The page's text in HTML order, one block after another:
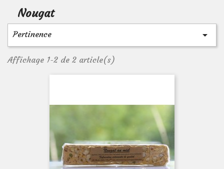
Nougat
Pertinence 
Affichage 1-2 de 2 article(s)